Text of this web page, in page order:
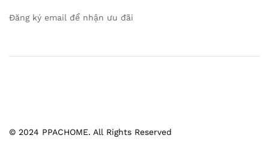
Đăng ký email để nhận ưu đãi
© 2024 PPACHOME. All Rights Reserved